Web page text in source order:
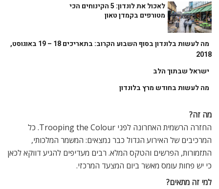
לאכול את לונדון: 5 הקינוחים הכי
מטורפים בקמדן טאון
מה לעשות בלונדון בסוף השבוע הקרוב: בתאריכים 18 – 19 באוגוסט,
2018
ישראל שבתוך הלב
מה לעשות בחודש מרץ בלונדון
מה זה?
החזרה הרשמית האחרונה לפני Trooping the Colour. כל
המרכיבים של האירוע הגדול כבר נמצאים: המשמר המלכותי,
התזמורות, הפרשים והטקס המלא. רבים מעדיפים להגיע דווקא לכאן
כי יש פחות עומס מאשר ביום המצעד המרכזי.
למי זה מתאים?